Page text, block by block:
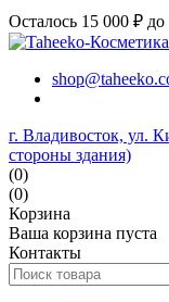
Осталось 15 000 ₽
г. Владивосток, ул.
стороны здания)
(0)
(0)
Корзина
Ваша корзина пуста
Контакты